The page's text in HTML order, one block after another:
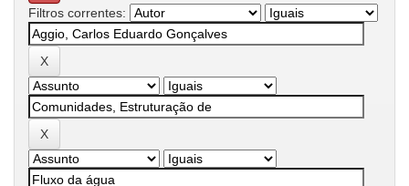
Filtros correntes: